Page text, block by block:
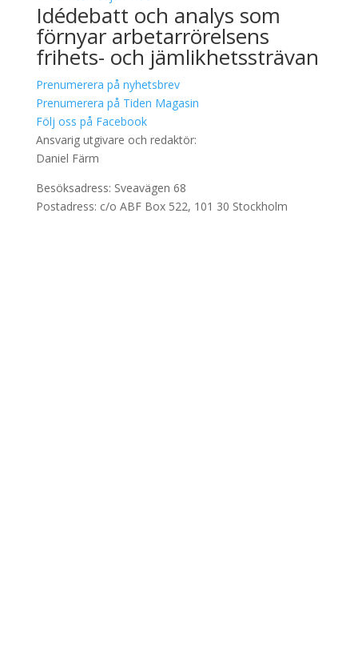
Idédebatt och analys som
förnyar arbetarrörelsens
frihets- och jämlikhetssträvan
Prenumerera på nyhetsbrev
Prenumerera på Tiden Magasin
Följ oss på Facebook
Ansvarig utgivare och redaktör:
Daniel Färm
Besöksadress: Sveavägen 68
Postadress: c/o ABF Box 522, 101 30 Stockholm